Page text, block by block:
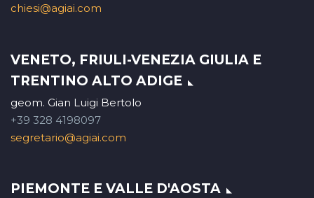
chiesi@agiai.com
VENETO, FRIULI-VENEZIA GIULIA E
TRENTINO ALTO ADIGE
geom. Gian Luigi Bertolo
+39 328 4198097
segretario@agiai.com
PIEMONTE E VALLE D'AOSTA